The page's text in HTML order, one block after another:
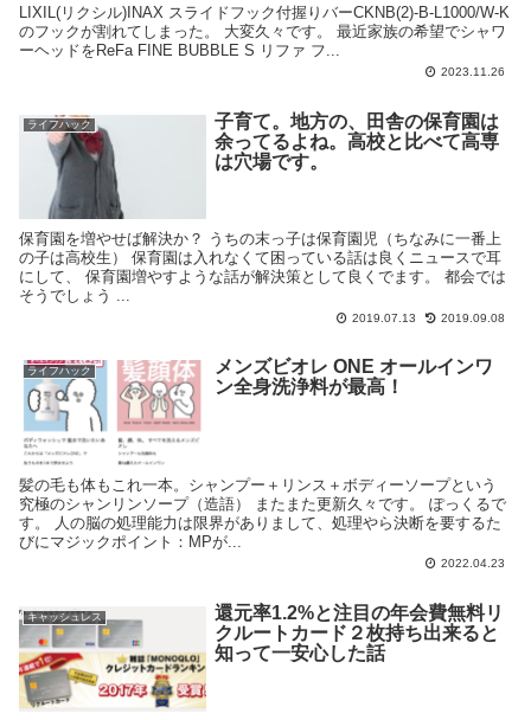
LIXIL(リクシル)INAX スライドフック付握りバーCKNB(2)-B-L1000/W-K
のフックが割れてしまった。 大変久々です。 最近家族の希望でシャワ
ーヘッドをReFa FINE BUBBLE S リファ フ...
2023.11.26
ライフハック
子育て。地方の、田舎の保育園は
余ってるよね。高校と比べて高専
は穴場です。
保育園を増やせば解決か？ うちの末っ子は保育園児（ちなみに一番上
の子は高校生） 保育園は入れなくて困っている話は良くニュースで耳
にして、 保育園増やすような話が解決策として良くでます。 都会では
そうでしょう ...
2019.07.13 2019.09.08
ライフハック
メンズビオレ ONE オールインワ
ン全身洗浄料が最高！
髪の毛も体もこれ一本。シャンプー＋リンス＋ボディーソープという
究極のシャンリンソープ（造語） またまた更新久々です。 ぽっくるで
す。 人の脳の処理能力は限界がありまして、処理やら決断を要するた
びにマジックポイント：MPが...
2022.04.23
キャッシュレス
還元率1.2%と注目の年会費無料リ
クルートカード２枚持ち出来ると
知って一安心した話